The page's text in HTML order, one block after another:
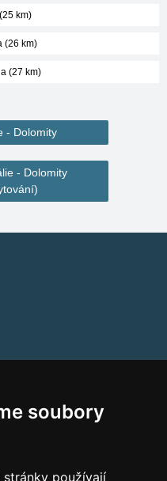
soubory
používají
km)
(26 km)
(27 km)
- Dolomity
- Dolomity